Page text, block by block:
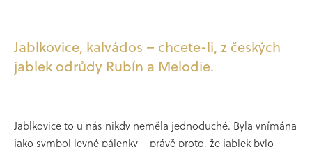
Jablkovice, kalvádos – chcete-li, z českých
jablek odrůdy Rubín a Melodie.
Jablkovice to u nás nikdy neměla jednoduché. Byla vnímána
jako symbol levné pálenky – právě proto, že jablek bylo